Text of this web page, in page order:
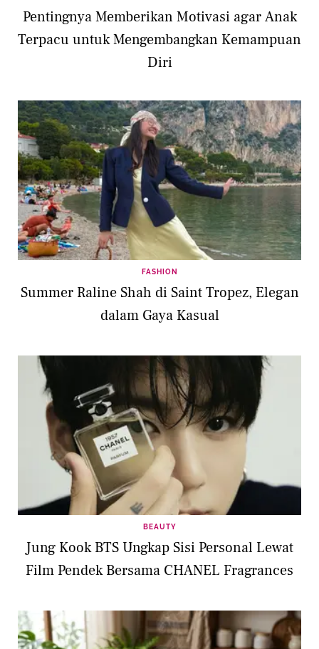
Pentingnya Memberikan Motivasi agar Anak
Terpacu untuk Mengembangkan Kemampuan
Diri
FASHION
Summer Raline Shah di Saint Tropez, Elegan
dalam Gaya Kasual
BEAUTY
Jung Kook BTS Ungkap Sisi Personal Lewat
Film Pendek Bersama CHANEL Fragrances